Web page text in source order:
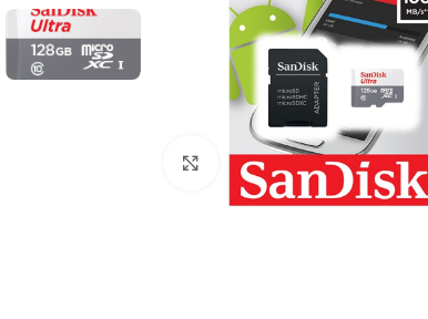
Clique para ampliar